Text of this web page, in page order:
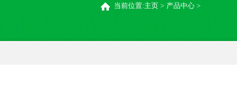
当前位置:主页 > 产品中心 >